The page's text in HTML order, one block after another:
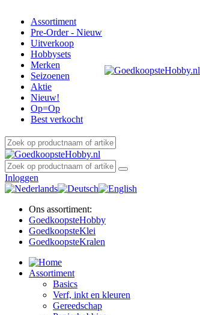
Assortiment
Pre-Order - Nieuw
Uitverkoop
Hobbysets
Merken
Seizoenen
Aktie
Nieuw!
Op=Op
Best verkocht
Inloggen
Ons assortiment:
GoedkoopsteHobby
GoedkoopsteKlei
GoedkoopsteKralen
Assortiment
Basics
Verf, inkt en kleuren
Gereedschap